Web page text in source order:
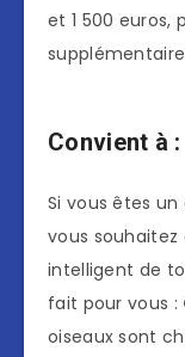
et 1 500 euros,
Convient à :
Si vous êtes
vous souhaitez
intelligent de
fait pour vous :
oiseaux sont